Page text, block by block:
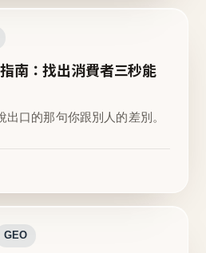
南：找出消費者三秒能
口的那句你跟別人的差別。
GEO